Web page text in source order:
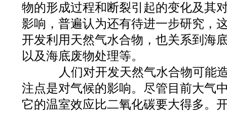
物的形成过程和断裂引起的变化及其
影响，普遍认为还有待进一步研究，
开发利用天然气水合物，也关系到海
以及海底废物处理等。
人们对开发天然气水合物可能
注点是对气候的影响。尽管目前大气
它的温室效应比二氧化碳要大得多。